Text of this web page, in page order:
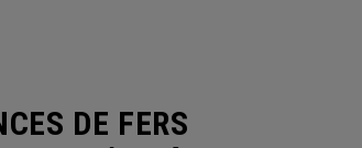
DE FERS